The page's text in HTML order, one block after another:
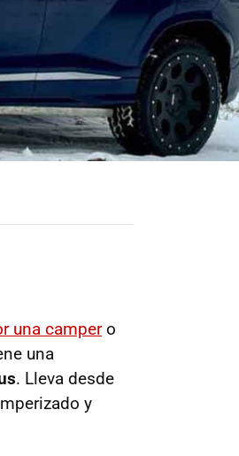
una campero
una
. Lleva desde
y